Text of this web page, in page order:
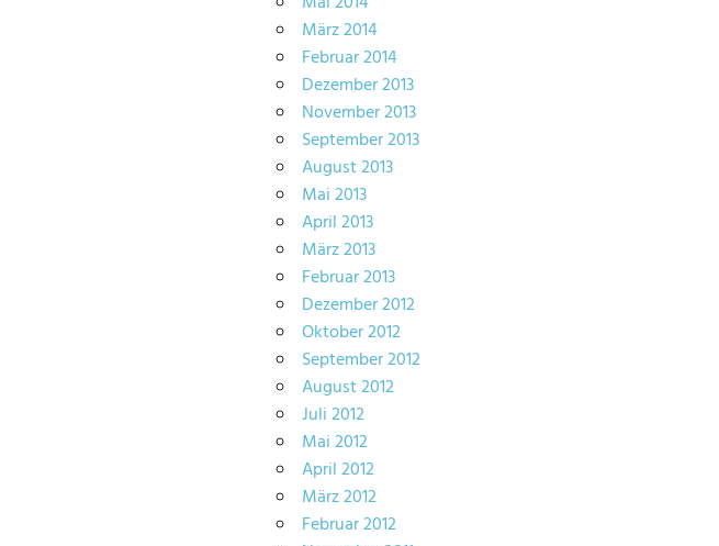
März 2014
Februar 2014
Dezember 2013
November 2013
September 2013
August 2013
Mai 2013
April 2013
März 2013
Februar 2013
Dezember 2012
Oktober 2012
September 2012
August 2012
Juli 2012
Mai 2012
April 2012
März 2012
Februar 2012